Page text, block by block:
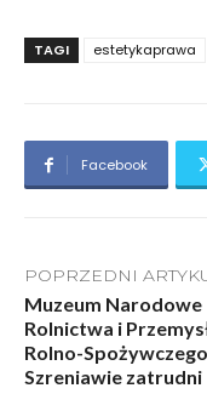
TAGI estetykaprawa
Facebook
POPRZEDNI
Muzeum Narodowe
Rolnictwa i
Rolno-
Szreniawie zatrudni